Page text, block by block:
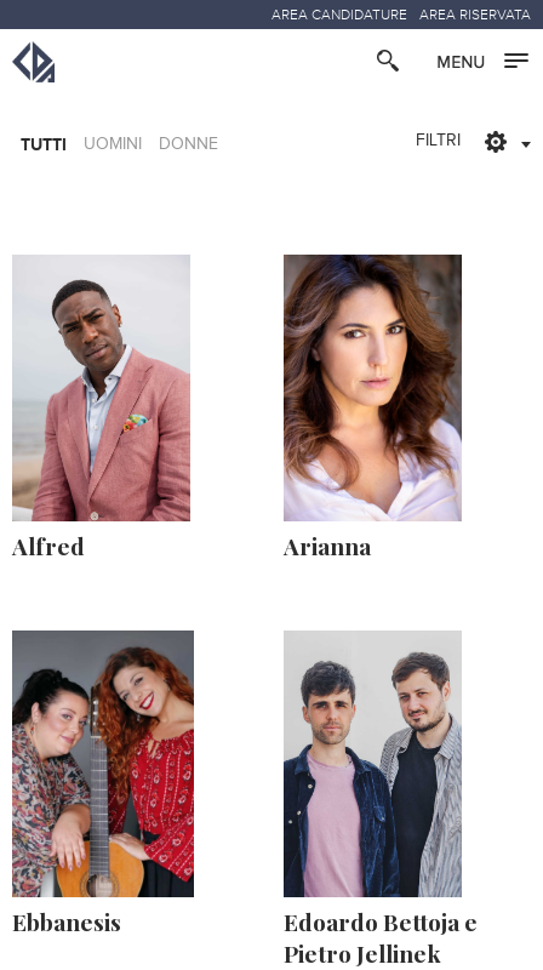
AREA CANDIDATURE AREA RISERVATA
TUTTI UOMINI DONNE FILTRI
Alfred Arianna
Ebbanesis
Edoardo Bettoja e
Pietro Jellinek